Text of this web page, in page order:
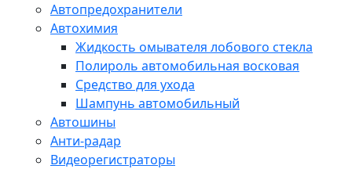
Автопредохранители
Автохимия
Жидкость омывателя лобового стекла
Полироль автомобильная восковая
Средство для ухода
Шампунь автомобильный
Автошины
Анти-радар
Видеорегистраторы